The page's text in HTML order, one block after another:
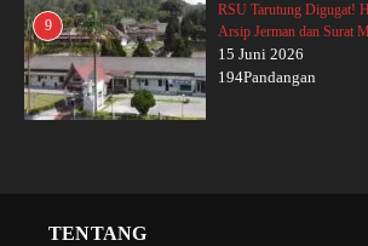
9
RSU Tarutung Digugat!
Arsip Jerman dan Surat
15 Juni 2026
194Pandangan
TENTANG